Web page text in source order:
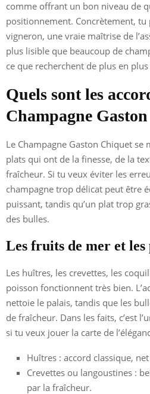
comme offrant un bon niveau de
positionnement. Concrètement, tu
vigneron, une vraie maîtrise de
plus lisible que beaucoup de
ce que recherchent de plus en
Quels sont les
Champagne
Le Champagne Gaston Chiquet se
plats qui ont de la finesse, de la
fraîcheur. Si tu veux éviter les
champagne trop délicat peut être
puissant, tandis qu’un plat trop
des bulles.
Les fruits de mer et les
Les huîtres, les crevettes, les
poisson fonctionnent très bien.
nettoie le palais, tandis que les
de fraîcheur. Dans les faits, c’est
si tu veux jouer la carte de
Huîtres : accord classique,
Crevettes ou langoustines :
par la fraîcheur.